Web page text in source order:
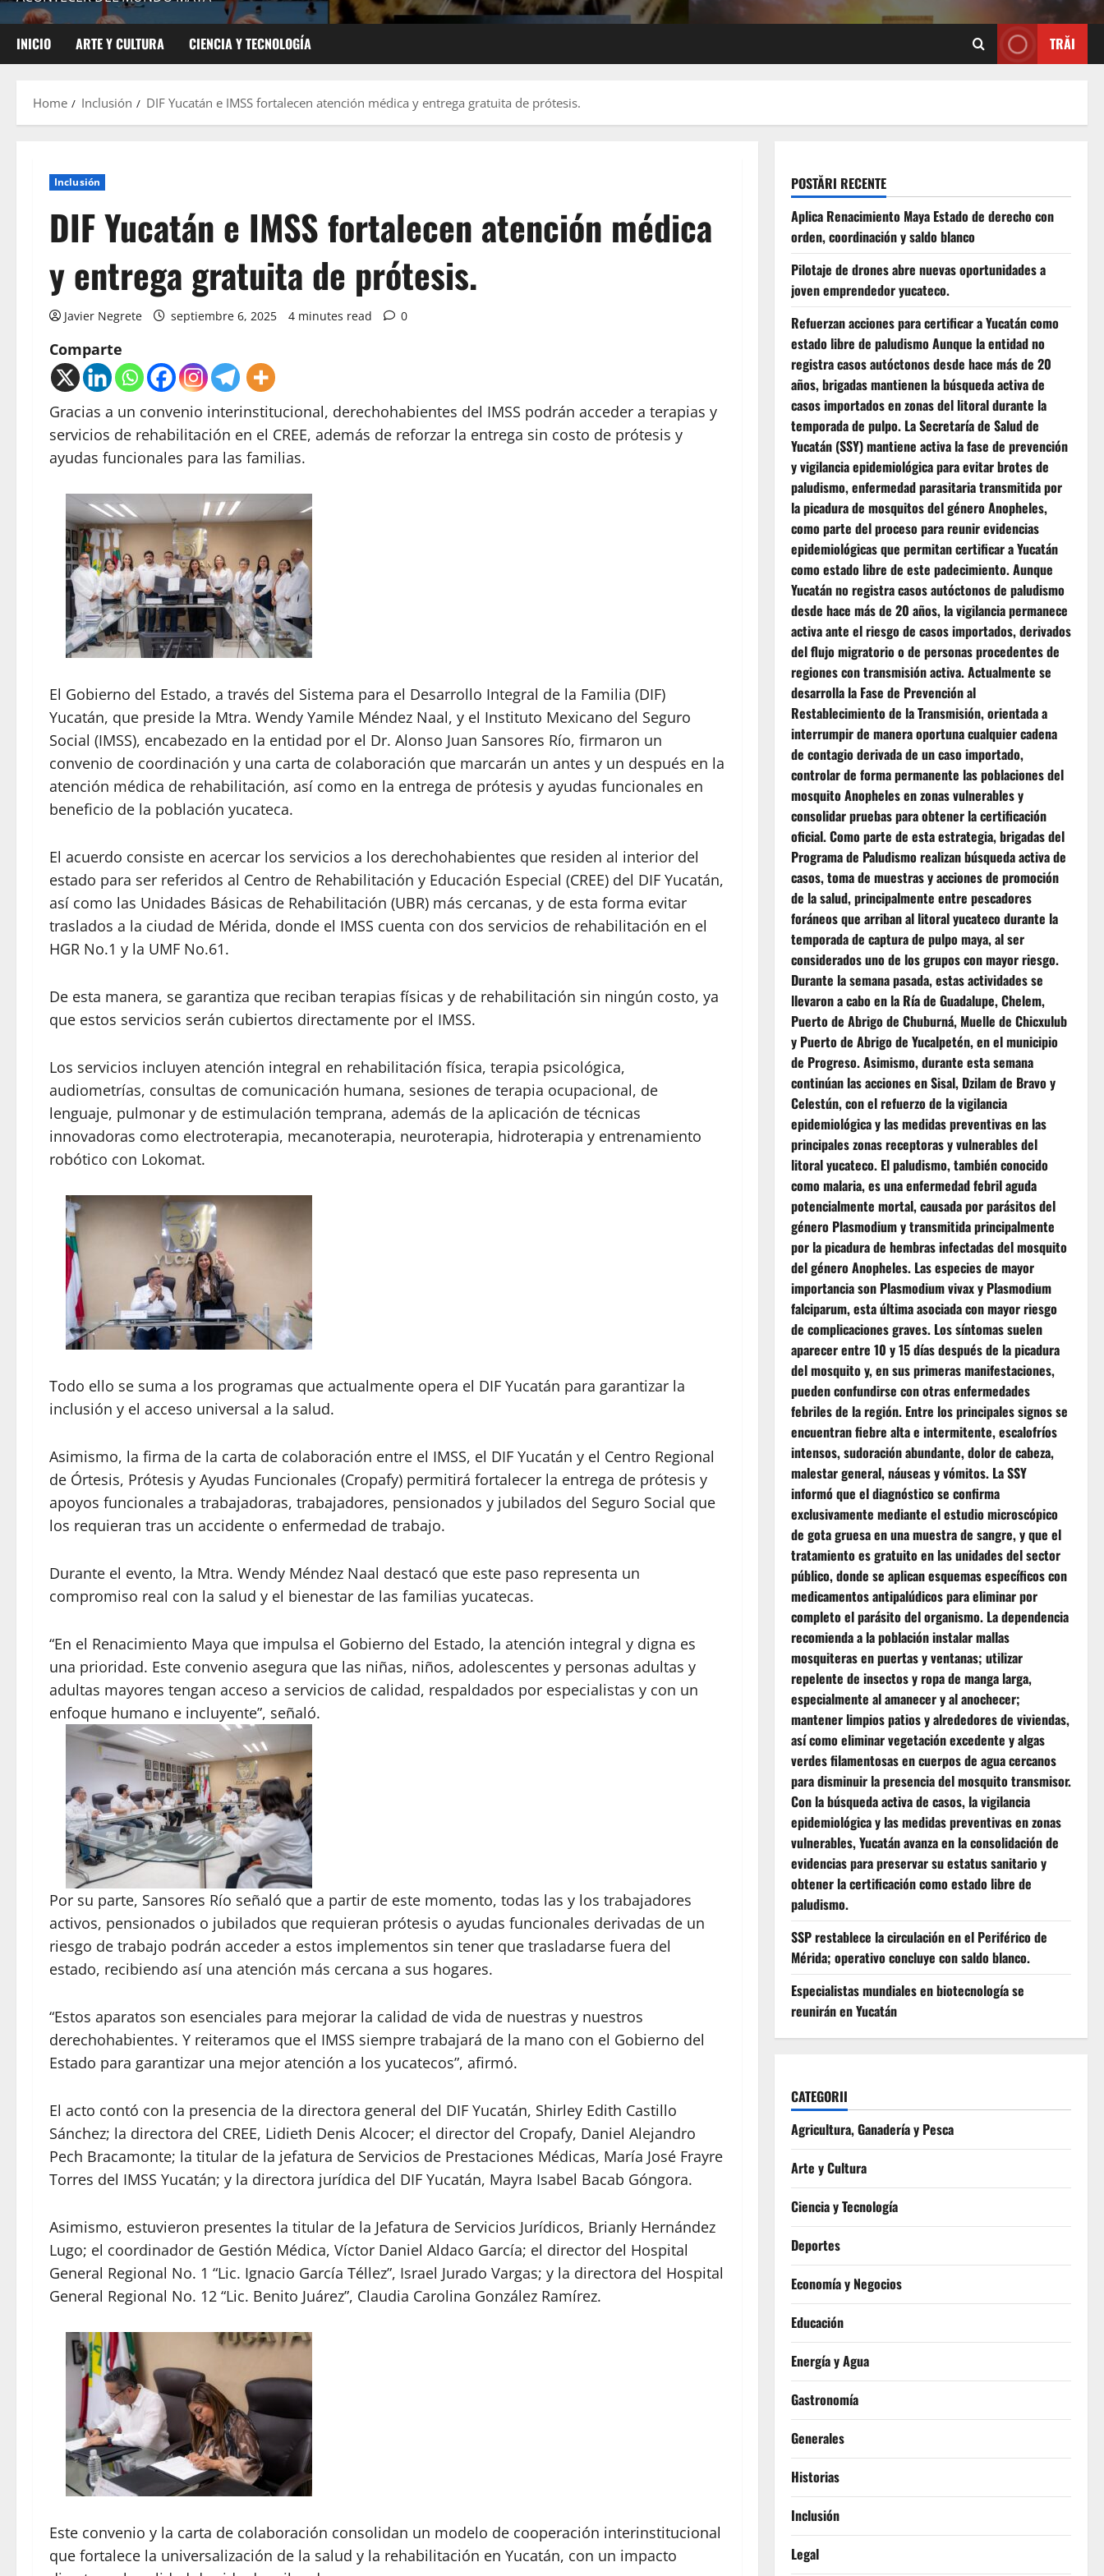
INICIO ARTE Y CULTURA CIENCIA Y TECNOLOGÍA TRĂI
Home Inclusión DIF Yucatán e IMSS fortalecen atención médica y entrega gratuita de prótesis.
Inclusión
DIF Yucatán e IMSS fortalecen atención médica
y entrega gratuita de prótesis.
Javier Negrete septiembre 6, 2025 4 minutes read 0
Comparte
Gracias a un convenio interinstitucional, derechohabientes del IMSS podrán acceder a terapias y
servicios de rehabilitación en el CREE, además de reforzar la entrega sin costo de prótesis y
ayudas funcionales para las familias.
El Gobierno del Estado, a través del Sistema para el Desarrollo Integral de la Familia (DIF)
Yucatán, que preside la Mtra. Wendy Yamile Méndez Naal, y el Instituto Mexicano del Seguro
Social (IMSS), encabezado en la entidad por el Dr. Alonso Juan Sansores Río, firmaron un
convenio de coordinación y una carta de colaboración que marcarán un antes y un después en la
atención médica de rehabilitación, así como en la entrega de prótesis y ayudas funcionales en
beneficio de la población yucateca.
El acuerdo consiste en acercar los servicios a los derechohabientes que residen al interior del
estado para ser referidos al Centro de Rehabilitación y Educación Especial (CREE) del DIF Yucatán,
así como las Unidades Básicas de Rehabilitación (UBR) más cercanas, y de esta forma evitar
traslados a la ciudad de Mérida, donde el IMSS cuenta con dos servicios de rehabilitación en el
HGR No.1 y la UMF No.61.
De esta manera, se garantiza que reciban terapias físicas y de rehabilitación sin ningún costo, ya
que estos servicios serán cubiertos directamente por el IMSS.
Los servicios incluyen atención integral en rehabilitación física, terapia psicológica,
audiometrías, consultas de comunicación humana, sesiones de terapia ocupacional, de
lenguaje, pulmonar y de estimulación temprana, además de la aplicación de técnicas
innovadoras como electroterapia, mecanoterapia, neuroterapia, hidroterapia y entrenamiento
robótico con Lokomat.
Todo ello se suma a los programas que actualmente opera el DIF Yucatán para garantizar la
inclusión y el acceso universal a la salud.
Asimismo, la firma de la carta de colaboración entre el IMSS, el DIF Yucatán y el Centro Regional
de Órtesis, Prótesis y Ayudas Funcionales (Cropafy) permitirá fortalecer la entrega de prótesis y
apoyos funcionales a trabajadoras, trabajadores, pensionados y jubilados del Seguro Social que
los requieran tras un accidente o enfermedad de trabajo.
Durante el evento, la Mtra. Wendy Méndez Naal destacó que este paso representa un
compromiso real con la salud y el bienestar de las familias yucatecas.
“En el Renacimiento Maya que impulsa el Gobierno del Estado, la atención integral y digna es
una prioridad. Este convenio asegura que las niñas, niños, adolescentes y personas adultas y
adultas mayores tengan acceso a servicios de calidad, respaldados por especialistas y con un
enfoque humano e incluyente”, señaló.
Por su parte, Sansores Río señaló que a partir de este momento, todas las y los trabajadores
activos, pensionados o jubilados que requieran prótesis o ayudas funcionales derivadas de un
riesgo de trabajo podrán acceder a estos implementos sin tener que trasladarse fuera del
estado, recibiendo así una atención más cercana a sus hogares.
“Estos aparatos son esenciales para mejorar la calidad de vida de nuestras y nuestros
derechohabientes. Y reiteramos que el IMSS siempre trabajará de la mano con el Gobierno del
Estado para garantizar una mejor atención a los yucatecos”, afirmó.
El acto contó con la presencia de la directora general del DIF Yucatán, Shirley Edith Castillo
Sánchez; la directora del CREE, Lidieth Denis Alcocer; el director del Cropafy, Daniel Alejandro
Pech Bracamonte; la titular de la jefatura de Servicios de Prestaciones Médicas, María José Frayre
Torres del IMSS Yucatán; y la directora jurídica del DIF Yucatán, Mayra Isabel Bacab Góngora.
Asimismo, estuvieron presentes la titular de la Jefatura de Servicios Jurídicos, Brianly Hernández
Lugo; el coordinador de Gestión Médica, Víctor Daniel Aldaco García; el director del Hospital
General Regional No. 1 “Lic. Ignacio García Téllez”, Israel Jurado Vargas; y la directora del Hospital
General Regional No. 12 “Lic. Benito Juárez”, Claudia Carolina González Ramírez.
Este convenio y la carta de colaboración consolidan un modelo de cooperación interinstitucional
que fortalece la universalización de la salud y la rehabilitación en Yucatán, con un impacto
POSTĂRI RECENTE
Aplica Renacimiento Maya Estado de derecho con
orden, coordinación y saldo blanco
Pilotaje de drones abre nuevas oportunidades a
joven emprendedor yucateco.
Refuerzan acciones para certificar a Yucatán como
estado libre de paludismo Aunque la entidad no
registra casos autóctonos desde hace más de 20
años, brigadas mantienen la búsqueda activa de
casos importados en zonas del litoral durante la
temporada de pulpo. La Secretaría de Salud de
Yucatán (SSY) mantiene activa la fase de prevención
y vigilancia epidemiológica para evitar brotes de
paludismo, enfermedad parasitaria transmitida por
la picadura de mosquitos del género Anopheles,
como parte del proceso para reunir evidencias
epidemiológicas que permitan certificar a Yucatán
como estado libre de este padecimiento. Aunque
Yucatán no registra casos autóctonos de paludismo
desde hace más de 20 años, la vigilancia permanece
activa ante el riesgo de casos importados, derivados
del flujo migratorio o de personas procedentes de
regiones con transmisión activa. Actualmente se
desarrolla la Fase de Prevención al
Restablecimiento de la Transmisión, orientada a
interrumpir de manera oportuna cualquier cadena
de contagio derivada de un caso importado,
controlar de forma permanente las poblaciones del
mosquito Anopheles en zonas vulnerables y
consolidar pruebas para obtener la certificación
oficial. Como parte de esta estrategia, brigadas del
Programa de Paludismo realizan búsqueda activa de
casos, toma de muestras y acciones de promoción
de la salud, principalmente entre pescadores
foráneos que arriban al litoral yucateco durante la
temporada de captura de pulpo maya, al ser
considerados uno de los grupos con mayor riesgo.
Durante la semana pasada, estas actividades se
llevaron a cabo en la Ría de Guadalupe, Chelem,
Puerto de Abrigo de Chuburná, Muelle de Chicxulub
y Puerto de Abrigo de Yucalpetén, en el municipio
de Progreso. Asimismo, durante esta semana
continúan las acciones en Sisal, Dzilam de Bravo y
Celestún, con el refuerzo de la vigilancia
epidemiológica y las medidas preventivas en las
principales zonas receptoras y vulnerables del
litoral yucateco. El paludismo, también conocido
como malaria, es una enfermedad febril aguda
potencialmente mortal, causada por parásitos del
género Plasmodium y transmitida principalmente
por la picadura de hembras infectadas del mosquito
del género Anopheles. Las especies de mayor
importancia son Plasmodium vivax y Plasmodium
falciparum, esta última asociada con mayor riesgo
de complicaciones graves. Los síntomas suelen
aparecer entre 10 y 15 días después de la picadura
del mosquito y, en sus primeras manifestaciones,
pueden confundirse con otras enfermedades
febriles de la región. Entre los principales signos se
encuentran fiebre alta e intermitente, escalofríos
intensos, sudoración abundante, dolor de cabeza,
malestar general, náuseas y vómitos. La SSY
informó que el diagnóstico se confirma
exclusivamente mediante el estudio microscópico
de gota gruesa en una muestra de sangre, y que el
tratamiento es gratuito en las unidades del sector
público, donde se aplican esquemas específicos con
medicamentos antipalúdicos para eliminar por
completo el parásito del organismo. La dependencia
recomienda a la población instalar mallas
mosquiteras en puertas y ventanas; utilizar
repelente de insectos y ropa de manga larga,
especialmente al amanecer y al anochecer;
mantener limpios patios y alrededores de viviendas,
así como eliminar vegetación excedente y algas
verdes filamentosas en cuerpos de agua cercanos
para disminuir la presencia del mosquito transmisor.
Con la búsqueda activa de casos, la vigilancia
epidemiológica y las medidas preventivas en zonas
vulnerables, Yucatán avanza en la consolidación de
evidencias para preservar su estatus sanitario y
obtener la certificación como estado libre de
paludismo.
SSP restablece la circulación en el Periférico de
Mérida; operativo concluye con saldo blanco.
Especialistas mundiales en biotecnología se
reunirán en Yucatán
CATEGORII
Agricultura, Ganadería y Pesca
Arte y Cultura
Ciencia y Tecnología
Deportes
Economía y Negocios
Educación
Energía y Agua
Gastronomía
Generales
Historias
Inclusión
Legal